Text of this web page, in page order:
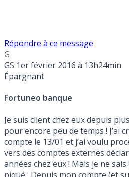
Répondre à ce message
G
GS 1er février 2016 à 13h24min
Épargnant
Fortuneo banque
Je suis client chez eux depuis
pour encore peu de temps ! J’ai
compte le 13/01 et j’ai voulu
vers des comptes externes
années chez eux ! Mais je ne